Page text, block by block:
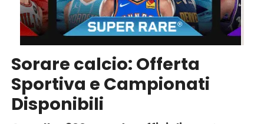
Sorare calcio: Offerta
Sportiva e Campionati
Disponibili